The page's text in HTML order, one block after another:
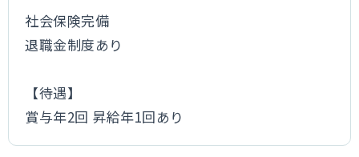
社会保険完備
退職金制度あり
【待遇】
賞与年2回 昇給年1回あり